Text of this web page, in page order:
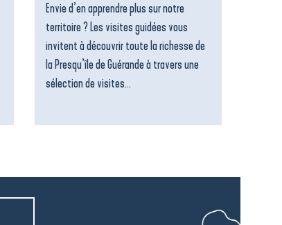
Envie d’en apprendre plus sur notre
territoire ? Les visites guidées vous
invitent à découvrir toute la richesse de
la Presqu’île de Guérande à travers une
sélection de visites...